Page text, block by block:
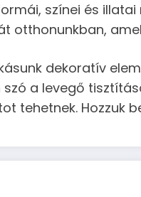
színei és
otthonunkban,
dekoratív
szó a levegő
tehetnek. Hozzuk